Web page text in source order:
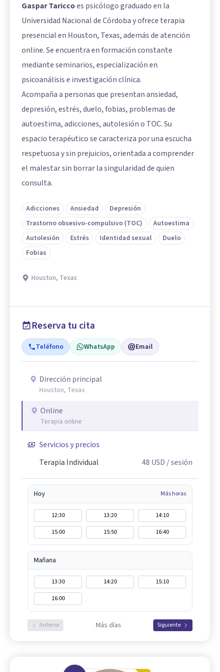
Gaspar Tariccoes psicólogo graduado en la
Universidad Nacional de Córdoba y ofrece terapia
presencial en Houston, Texas, además de atención
online. Se encuentra en formación constante
mediante seminarios, especialización en
psicoanálisis e investigación clínica.
Acompaña a personas que presentan ansiedad,
depresión, estrés, duelo, fobias, problemas de
autoestima, adicciones, autolesión o TOC. Su
espacio terapéutico se caracteriza por una escucha
respetuosa y sin prejuicios, orientada a comprender
el malestar sin borrar la singularidad de quien
consulta.
Adicciones Ansiedad
Depresión
Trastorno obsesivo-compulsivo (TOC)
Autoestima
Autolesión
Estrés Identidad sexual
Duelo
Fobias
Houston, Texas
Reserva tu cita
Teléfono WhatsApp Email
Dirección principal
Houston, Texas
Online
Terapia online
Servicios y precios
Terapia Individual
48 USD / sesión
Hoy Más horas
12:30 13:20
14:10
15:00
15:50 16:40
Mañana
13:30 14:20
15:10
16:00
Anterior Más días Siguiente